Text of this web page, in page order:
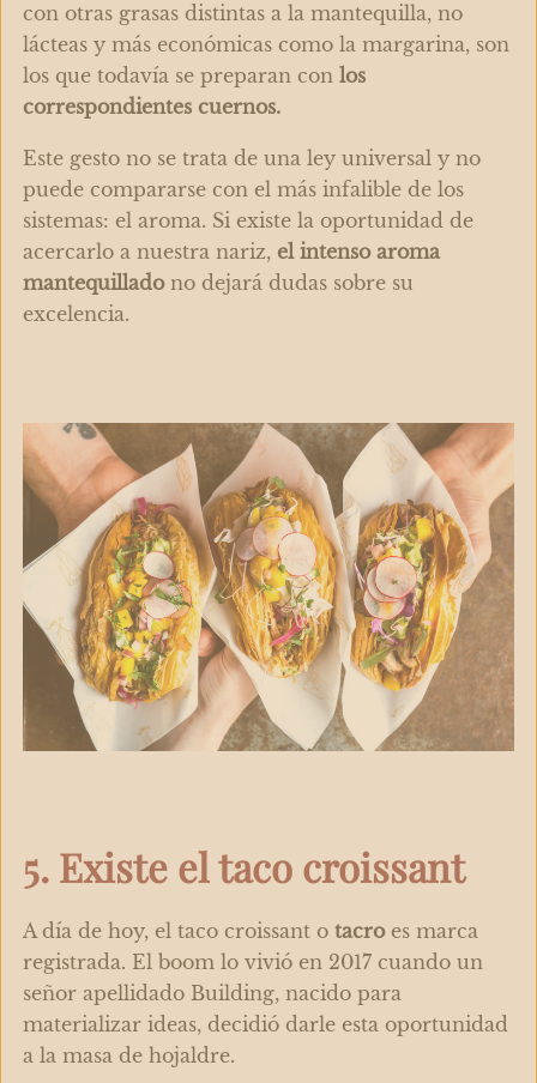
con otras grasas distintas a la mantequilla, no
lácteas y más económicas como la margarina, son
los que todavía se preparan con los
correspondientes cuernos.
Este gesto no se trata de una ley universal y no
puede compararse con el más infalible de los
sistemas: el aroma. Si existe la oportunidad de
acercarlo a nuestra nariz, el intenso aroma
mantequilladono dejará dudas sobre su
excelencia.
5. Existe el taco croissant
A día de hoy, el taco croissant o tacro es marca
registrada. El boom lo vivió en 2017 cuando un
señor apellidado Building, nacido para
materializar ideas, decidió darle esta oportunidad
a la masa de hojaldre.